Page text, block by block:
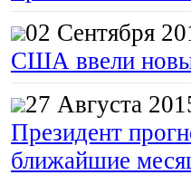
02 Сентября
США ввели
27 Августа
Президент
ближайшие